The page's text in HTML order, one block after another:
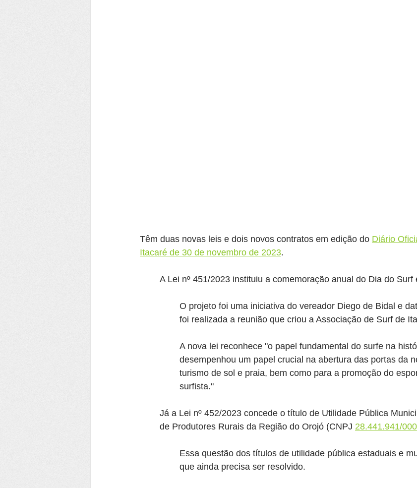
Têm duas novas leis e dois novos contratos em edição do Diário
Itacaré de 30 de novembro de 2023.
A Lei nº 451/2023 instituiu a comemoração anual do Dia do Surf
O projeto foi uma iniciativa do vereador Diego de Bidal e
foi realizada a reunião que criou a Associação de Surf de
A nova lei reconhece "o papel fundamental do surfe na
desempenhou um papel crucial na abertura das portas da
turismo de sol e praia, bem como para a promoção do
surfista."
Já a Lei nº 452/2023 concede o título de Utilidade Pública
de Produtores Rurais da Região do Orojó (CNPJ 28.441.941/
Essa questão dos títulos de utilidade pública estaduais e
que ainda precisa ser resolvido.